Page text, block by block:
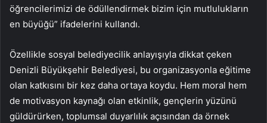
öğrencilerimizi de ödüllendirmek bizim için mutlulukların
en büyüğü” ifadelerini kullandı.
Özellikle sosyal belediyecilik anlayışıyla dikkat çeken
Denizli Büyükşehir Belediyesi, bu organizasyonla eğitime
olan katkısını bir kez daha ortaya koydu. Hem moral hem
de motivasyon kaynağı olan etkinlik, gençlerin yüzünü
güldürürken, toplumsal duyarlılık açısından da örnek